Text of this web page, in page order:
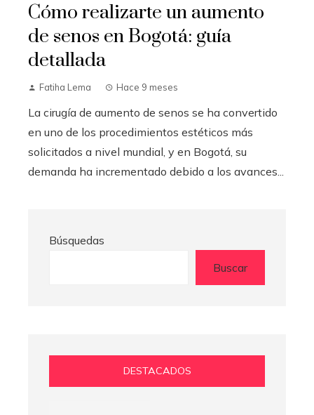
Cómo realizarte un aumento
de senos en Bogotá: guía
detallada
Fatiha Lema Hace 9 meses
La cirugía de aumento de senos se ha convertido
en uno de los procedimientos estéticos más
solicitados a nivel mundial, y en Bogotá, su
demanda ha incrementado debido a los avances...
Búsquedas
Buscar
DESTACADOS